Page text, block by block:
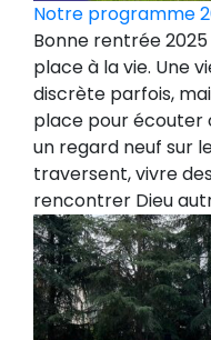
Notre programme
Bonne rentrée
place à la vie. Une
discrète parfois,
place pour écouter
un regard neuf sur
traversent, vivre
rencontrer Dieu